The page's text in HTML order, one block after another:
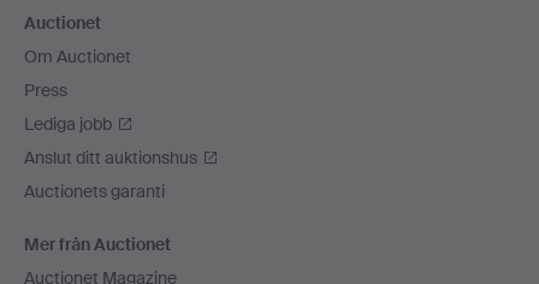
Auctionet
Om Auctionet
Press
Lediga jobb
Anslut ditt auktionshus
Auctionets garanti
Mer från Auctionet
Auctionet Magazine